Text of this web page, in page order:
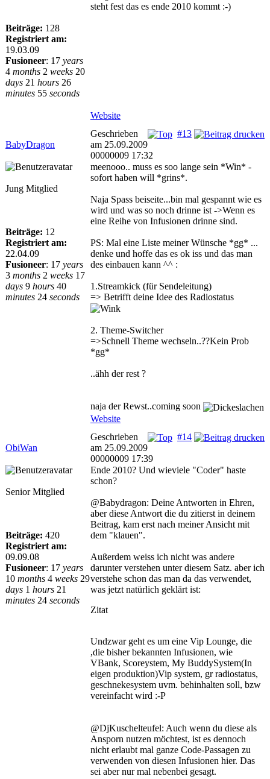
Beiträge: 128
Registriert am:
19.03.09
Fusioneer: 17 years
4 months 2 weeks 20
days 21 hours 26
minutes 55 seconds
steht fest das es ende 2010 kommt :-)
Website
BabyDragon
#13
Geschrieben
am 25.09.2009
00000009 17:32
Jung Mitglied
Beiträge: 12
Registriert am:
22.04.09
Fusioneer: 17 years
3 months 2 weeks 17
days 9 hours 40
minutes 24 seconds
meenooo.. muss es soo lange sein *Win* -
sofort haben will *grins*.
Naja Spass beiseite...bin mal gespannt wie es
wird und was so noch drinne ist ->Wenn es
eine Reihe von Infusionen drinne sind.
PS: Mal eine Liste meiner Wünsche *gg* ...
denke und hoffe das es ok iss und das man
des einbauen kann ^^ :
1.Streamkick (für Sendeleitung)
=> Betrifft deine Idee des Radiostatus
2. Theme-Switcher
=>Schnell Theme wechseln..??Kein Prob
*gg*
..ähh der rest ?
naja der Rewst..coming soon
Website
ObiWan
#14
Geschrieben
am 25.09.2009
00000009 17:39
Senior Mitglied
Beiträge: 420
Registriert am:
09.09.08
Fusioneer: 17 years
10 months 4 weeks 29
days 1 hours 21
minutes 24 seconds
Ende 2010? Und wieviele "Coder" haste
schon?
@Babydragon: Deine Antworten in Ehren,
aber diese Antwort die du zitierst in deinem
Beitrag, kam erst nach meiner Ansicht mit
dem "klauen".
Außerdem weiss ich nicht was andere
darunter verstehen unter diesem Satz. aber ich
verstehe schon das man da das verwendet,
was jetzt natürlich geklärt ist:
Zitat
Undzwar geht es um eine Vip Lounge, die
,die bisher bekannten Infusionen, wie
VBank, Scoreystem, My BuddySystem(In
eigen produktion)Vip system, gr radiostatus,
geschnekesystem uvm. behinhalten soll, bzw
vereinfacht wird :-P
@DjKuschelteufel: Auch wenn du diese als
Ansporn nutzen möchtest, ist es dennoch
nicht erlaubt mal ganze Code-Passagen zu
verwenden von diesen Infusionen hier. Das
sei aber nur mal nebenbei gesagt.